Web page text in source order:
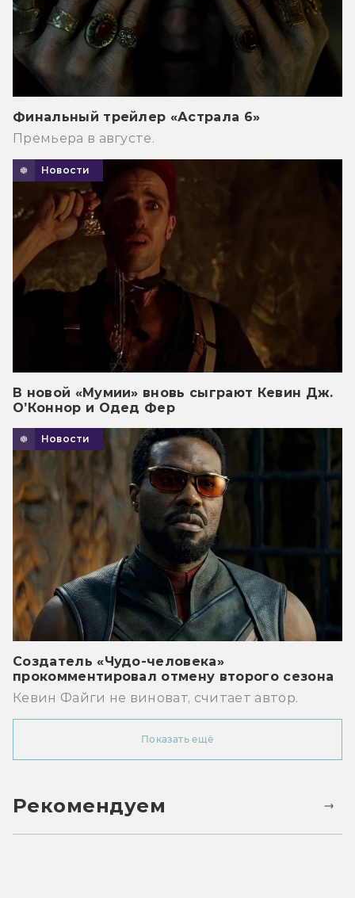
Финальный трейлер «Астрала 6»
Премьера в августе.
Новости
В новой «Мумии» вновь сыграют Кевин Дж.
О’Коннор и Одед Фер
Новости
Создатель «Чудо-человека»
прокомментировал отмену второго сезона
Кевин Файги не виноват, считает автор.
Показать ещё
Рекомендуем